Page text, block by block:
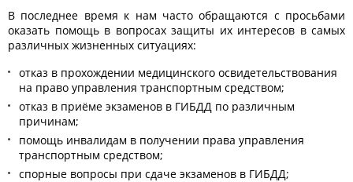
В последнее время к нам часто обращаются с просьбами
оказать помощь в вопросах защиты их интересов в самых
различных жизненных ситуациях:
отказ в прохождении медицинского освидетельствования
на право управления транспортным средством;
отказ в приёме экзаменов в ГИБДД по различным
причинам;
помощь инвалидам в получении права управления
транспортным средством;
спорные вопросы при сдаче экзаменов в ГИБДД;